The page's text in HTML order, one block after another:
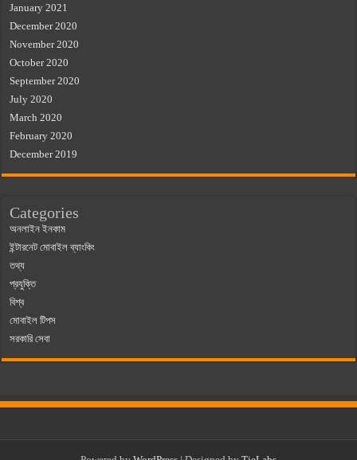
January 2021
December 2020
November 2020
October 2020
September 2020
July 2020
March 2020
February 2020
December 2019
Categories
অনলাইন ইনকাম
ইন্টারনেট মোবাইল ব্যাংকিং
তথ্য
প্রযুক্তি
বিশ্ব
মোবাইল টিপস
সরকারি সেবা